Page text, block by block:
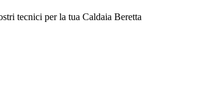
tecnici per la tua Caldaia Beretta